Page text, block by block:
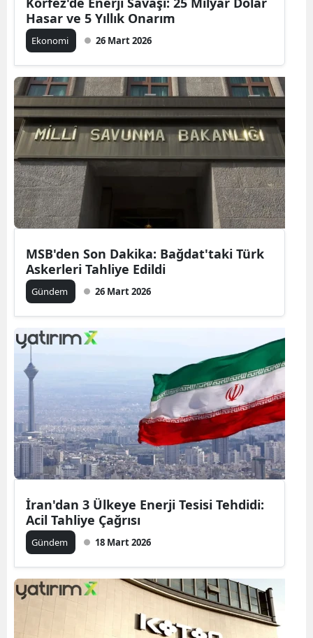
Hasar ve 5 Yıllık Onarım
Ekonomi 26 Mart 2026
MSB'den Son Dakika: Bağdat'taki Türk
Askerleri Tahliye Edildi
Gündem 26 Mart 2026
İran'dan 3 Ülkeye Enerji Tesisi Tehdidi:
Acil Tahliye Çağrısı
Gündem 18 Mart 2026